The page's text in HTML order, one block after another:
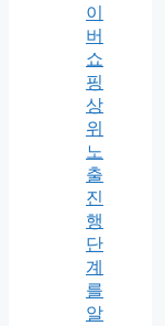
이
버
쇼
핑
상
위
노
출
진
행
단
계
를
알